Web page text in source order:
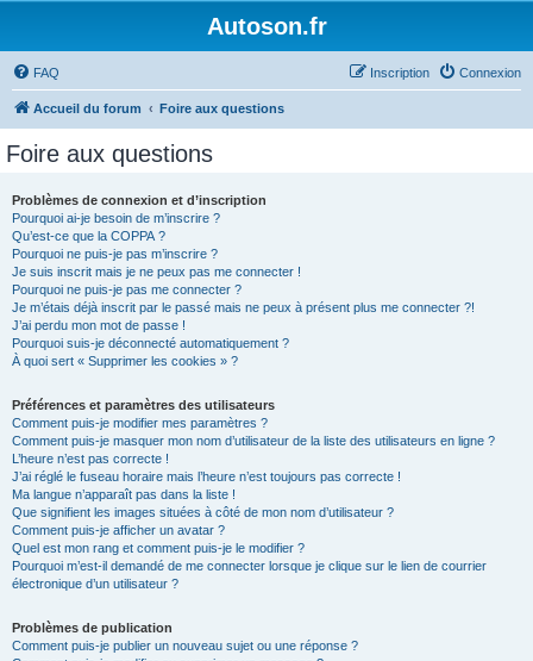
Autoson.fr
FAQ Connexion
Inscription
Accueil du forum Foire aux questions
Foire aux questions
Problèmes de connexion et d’inscription
Pourquoi ai-je besoin de m’inscrire ?
Qu’est-ce que la COPPA ?
Pourquoi ne puis-je pas m’inscrire ?
Je suis inscrit mais je ne peux pas me connecter !
Pourquoi ne puis-je pas me connecter ?
Je m’étais déjà inscrit par le passé mais ne peux à présent plus me connecter ?!
J’ai perdu mon mot de passe !
Pourquoi suis-je déconnecté automatiquement ?
À quoi sert « Supprimer les cookies » ?
Préférences et paramètres des utilisateurs
Comment puis-je modifier mes paramètres ?
Comment puis-je masquer mon nom d’utilisateur de la liste des utilisateurs en ligne ?
L’heure n’est pas correcte !
J’ai réglé le fuseau horaire mais l’heure n’est toujours pas correcte !
Ma langue n’apparaît pas dans la liste !
Que signifient les images situées à côté de mon nom d’utilisateur ?
Comment puis-je afficher un avatar ?
Quel est mon rang et comment puis-je le modifier ?
Pourquoi m’est-il demandé de me connecter lorsque je clique sur le lien de courrier
électronique d’un utilisateur ?
Problèmes de publication
Comment puis-je publier un nouveau sujet ou une réponse ?